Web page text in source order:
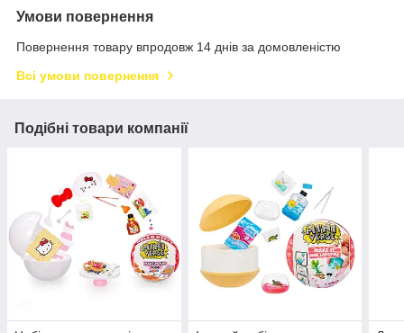
Умови повернення
Повернення товару впродовж 14 днів за домовленістю
Всі умови повернення
Подібні товари компанії